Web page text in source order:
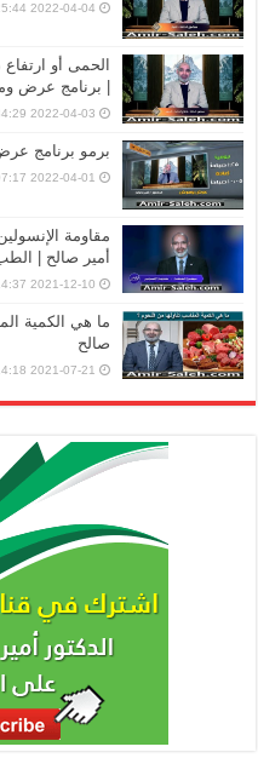
2022-04-04 02:25:44
الحمى أو
| برنامج عرض
2022-04-03 02:34:29
برمو برنامج
2022-04-01 14:07:17
مقاومة
أمير صالح |
2021-12-10 20:14:37
ما هي الكمية
صالح
2021-07-21 16:14:18